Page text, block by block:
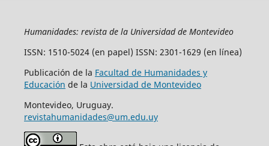
Humanidades: revista de la Universidad de Montevideo
ISSN: 1510-5024 (en papel) ISSN: 2301-1629 (en línea)
Publicación de la Facultad de Humanidades y
Educación de la Universidad de Montevideo
Montevideo, Uruguay.
revistahumanidades@um.edu.uy